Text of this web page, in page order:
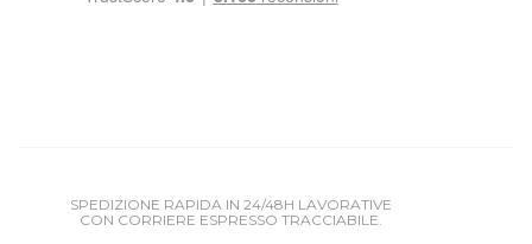
SPEDIZIONE RAPIDA IN 24/48H LAVORATIVE
CON CORRIERE ESPRESSO TRACCIABILE.